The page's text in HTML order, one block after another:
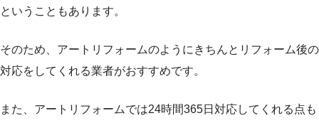
ということもあります。
そのため、アートリフォームのようにきちんとリフォーム後の
対応をしてくれる業者がおすすめです。
また、アートリフォームでは24時間365日対応してくれる点も